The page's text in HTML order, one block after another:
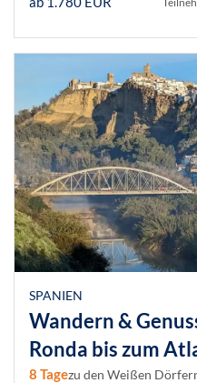
SPANIEN
Wandern &
Ronda bis zum
8 Tagezu den Weißen